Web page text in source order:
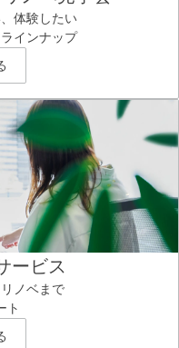
体験したい
インナップ
ービス
ノベまで
ト